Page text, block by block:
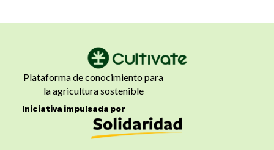
Plataforma de conocimiento para
la agricultura sostenible
Iniciativa impulsada por